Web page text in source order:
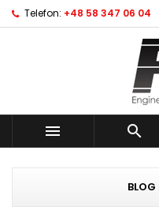
Telefon: +48 58 347 06 04
 